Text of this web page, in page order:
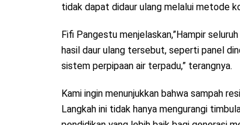
tidak dapat didaur ulang melalui metode
Fifi Pangestu menjelaskan,”Hampir
hasil daur ulang tersebut, seperti panel
sistem perpipaan air terpadu,” terangnya.
Kami ingin menunjukkan bahwa sampah
Langkah ini tidak hanya mengurangi